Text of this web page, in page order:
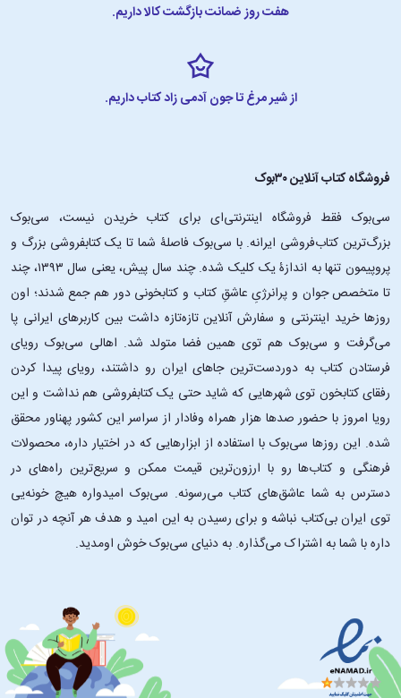
هفت روز ضمانت بازگشت کالا داریم.
از شیر مرغ تا جون آدمی زاد کتاب داریم.
فروشگاه کتاب آنلاین ۳۰بوک
سی‌بوک فقط فروشگاه اینترنتی‌ای برای کتاب خریدن نیست، سی‌بوک
بزرگ‌ترین کتاب‌فروشی ایرانه. با سی‌بوک فاصلۀ شما تا یک کتابفروشی بزرگ و
پروپیمون تنها به اندازۀ یک کلیک شده. چند سال پیش، یعنی سال ۱۳۹۳، چند
تا متخصص جوان و پرانرژیِ عاشقِ کتاب و کتابخونی دور هم جمع شدند؛ اون‌
روزها خرید اینترنتی و سفارش آنلاین تازه‌تازه داشت بین کاربرهای ایرانی پا
می‌گرفت و سی‌بوک هم توی همین فضا متولد شد. اهالی سی‌بوک رویای
فرستادن کتاب به دوردست‌ترین جاهای ایران رو داشتند، رویای پیدا کردن
رفقای کتابخون توی شهرهایی که شاید حتی یک کتابفروشی هم نداشت و این
رویا امروز با حضور صدها هزار همراه وفادار از سراسر این کشور پهناور محقق
شده. این ‌روزها سی‌بوک با استفاده از ابزارهایی که در اختیار داره، محصولات
فرهنگی و کتاب‌ها رو با ارزون‌ترین قیمت ممکن و سریع‌ترین راه‌های در
دسترس به شما عاشق‌های کتاب می‌رسونه. سی‌بوک امیدواره هیچ خونه‌یی
توی ایران بی‌کتاب نباشه و برای رسیدن به این امید و هدف هر آنچه در توان
داره با شما به اشتراک می‌گذاره. به دنیای سی‌بوک خوش اومدید.